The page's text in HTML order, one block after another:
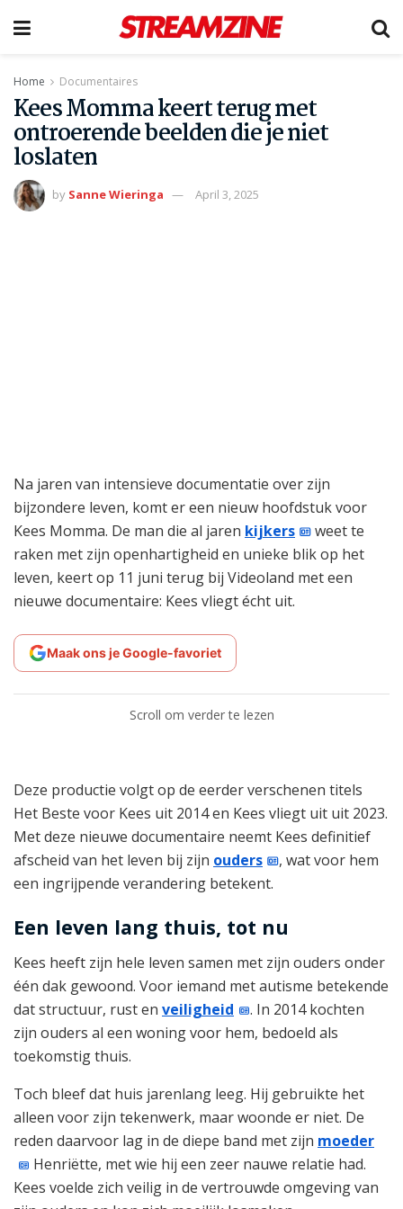
Home Documentaires
Kees Momma keert terug met
ontroerende beelden die je niet
loslaten
by Sanne Wieringa April 3, 2025
Na jaren van intensieve documentatie over zijn
bijzondere leven, komt er een nieuw hoofdstuk voor
Kees Momma. De man die al jaren kijkers
weet te
raken met zijn openhartigheid en unieke blik op het
leven, keert op 11 juni terug bij Videoland met een
nieuwe documentaire: Kees vliegt écht uit.
Maak ons je Google-favoriet
Scroll om verder te lezen
Deze productie volgt op de eerder verschenen titels
Het Beste voor Kees uit 2014 en Kees vliegt uit uit 2023.
Met deze nieuwe documentaire neemt Kees definitief
afscheid van het leven bij zijn ouders
, wat voor hem
een ingrijpende verandering betekent.
Een leven lang thuis, tot nu
Kees heeft zijn hele leven samen met zijn ouders onder
één dak gewoond. Voor iemand met autisme betekende
dat structuur, rust en veiligheid
. In 2014 kochten
zijn ouders al een woning voor hem, bedoeld als
toekomstig thuis.
Toch bleef dat huis jarenlang leeg. Hij gebruikte het
alleen voor zijn tekenwerk, maar woonde er niet. De
reden daarvoor lag in de diepe band met zijn moeder
Henriëtte, met wie hij een zeer nauwe relatie had.
Kees voelde zich veilig in de vertrouwde omgeving van